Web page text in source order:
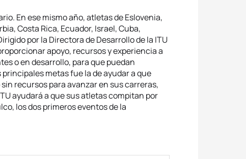
En ese mismo año, atletas de Eslovenia,
Costa Rica, Ecuador, Israel, Cuba,
por la Directora de Desarrollo de la ITU
apoyo, recursos y experiencia a
o en desarrollo, para que puedan
metas fue la de ayudar a que
recursos para avanzar en sus carreras,
ayudará a que sus atletas compitan por
los dos primeros eventos de la